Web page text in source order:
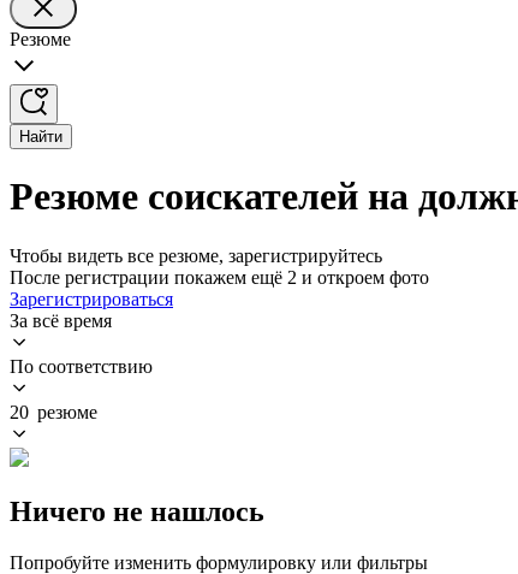
Резюме
Найти
Резюме соискателей на
Чтобы видеть все резюме, зарегистрируйтесь
После регистрации покажем ещё 2 и откроем фото
Зарегистрироваться
За всё время
По соответствию
20 резюме
Ничего не нашлось
Попробуйте изменить формулировку или фильтры